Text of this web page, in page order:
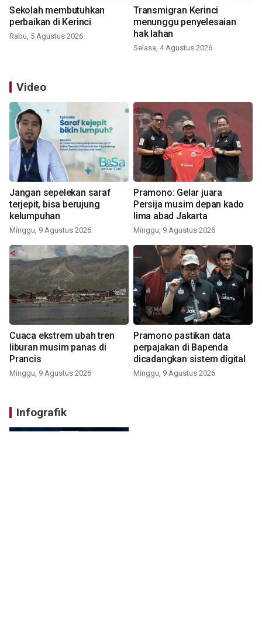
Sekolah membutuhkan
perbaikan di Kerinci
Rabu, 5 Agustus 2026
Transmigran Kerinci
menunggu penyelesaian
hak lahan
Selasa, 4 Agustus 2026
Video
Jangan sepelekan saraf
terjepit, bisa berujung
kelumpuhan
Minggu, 9 Agustus 2026
Pramono: Gelar juara
Persija musim depan kado
lima abad Jakarta
Minggu, 9 Agustus 2026
Cuaca ekstrem ubah tren
liburan musim panas di
Prancis
Minggu, 9 Agustus 2026
Pramono pastikan data
perpajakan di Bapenda
dicadangkan sistem digital
Minggu, 9 Agustus 2026
Infografik